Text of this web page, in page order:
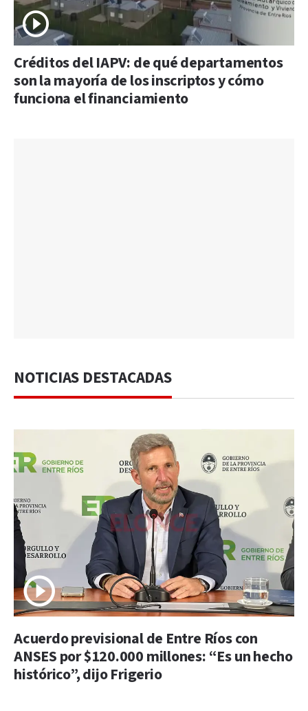
Créditos del IAPV: de qué departamentos
son la mayoría de los inscriptos y cómo
funciona el financiamiento
NOTICIAS DESTACADAS
Acuerdo previsional de Entre Ríos con
ANSES por $120.000 millones: “Es un hecho
histórico”, dijo Frigerio